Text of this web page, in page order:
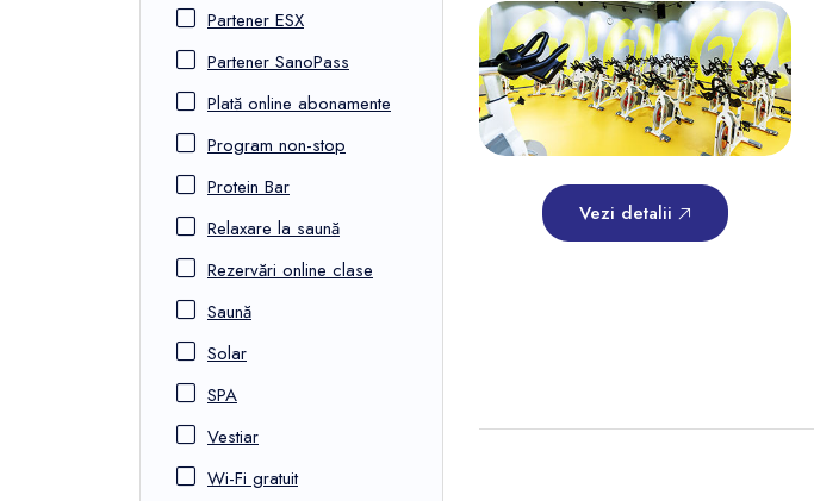
Partener ESX
Partener SanoPass
Plată online abonamente
Program non-stop
Protein Bar
Relaxare la saună
Rezervări online clase
Saună
Solar
SPA
Vestiar
Wi-Fi gratuit
Vezi detalii